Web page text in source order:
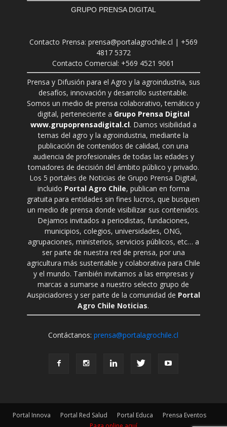
GRUPO PRENSA DIGITAL
Contacto Prensa: prensa@portalagrochile.cl | +569
4817 5372
Contacto Comercial: +569 4521 9061
Prensa y Difusión para el Agro y la agroindustria, sus
desafíos, innovación y desarrollo sustentable.
Somos un medio de prensa colaborativo, temático y
digital, perteneciente a Grupo Prensa Digital
www.grupoprensadigital.cl. Damos visibilidad a
temas del agro y la agroindustria, mediante la
publicación de contenidos de calidad, con una
audiencia de profesionales de todas las edades y
tomadores de decisión del ámbito público y privado.
Los 5 portales de Noticias de Grupo Prensa Digital,
incluido Portal Agro Chile, publican en forma
gratuita para entidades sin fines lucros, que busquen
un medio de prensa donde visibilizar sus contenidos.
Dejamos invitados a periodistas, fundaciones,
municipios, colegios, universidades, ONG,
agrupaciones, ministerios, servicios públicos, etc… a
ser parte de nuestra red de prensa, por una
agricultura más sustentable y colaborativa para Chile
y el mundo. También invitamos a las empresas y
marcas a sumarse a nuestro selecto grupo de
Auspiciadores y ser parte de la comunidad de Portal
Agro Chile Noticias.
Contáctanos:prensa@portalagrochile.cl
Portal Innova Portal Red Salud Portal Educa
Prensa Eventos